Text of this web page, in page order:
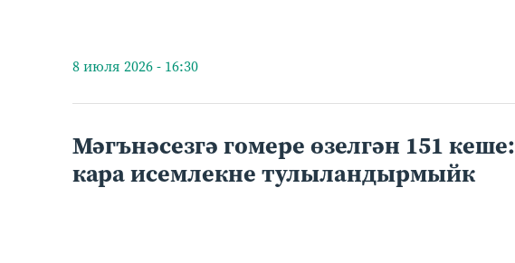
8 июля 2026 - 16:30
Мәгънәсезгә гомере өзелгән 151 кеше:
кара исемлекне тулыландырмыйк